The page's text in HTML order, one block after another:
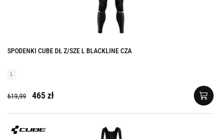
SPODENKI CUBE DŁ Z/SZE L BLACKLINE CZA
L
619,99 465 zł